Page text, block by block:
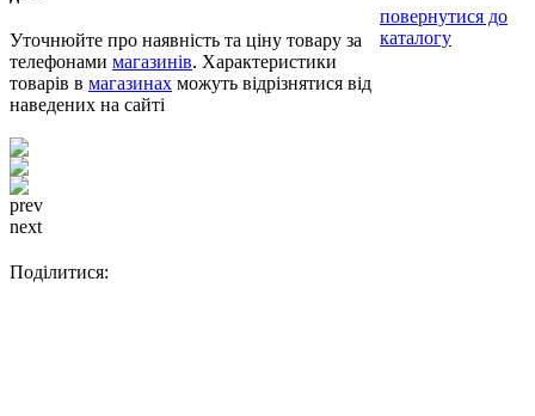
Уточнюйте про наявність та ціну товару за
телефонами магазинів. Характеристики
товарів в магазинах можуть відрізнятися від
наведених на сайті
повернутися до
каталогу
prev
next
Поділитися: